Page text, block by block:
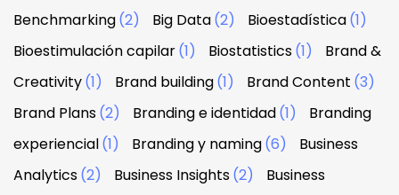
Benchmarking(2) Big Data(2) Bioestadística(1)
Bioestimulación capilar(1) Biostatistics(1)
Brand &
Creativity(1) Brand building(1) Brand Content (3)
Brand Plans(2) Branding e identidad(1)
Branding
experiencial(1) Branding y naming(6)
Business
Analytics(2) Business Insights(2)
Business